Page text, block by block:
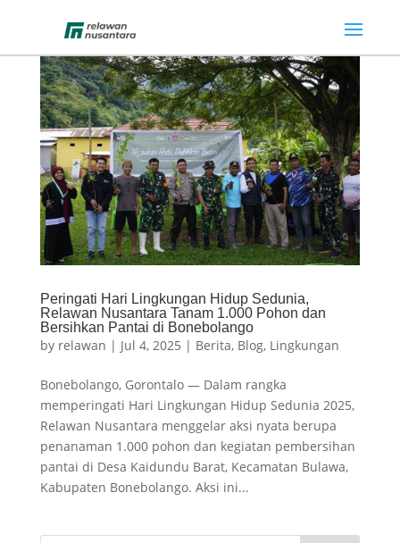
Peringati Hari Lingkungan Hidup Sedunia,
Relawan Nusantara Tanam 1.000 Pohon dan
Bersihkan Pantai di Bonebolango
by relawan | Jul 4, 2025 | Berita, Blog, Lingkungan
Bonebolango, Gorontalo — Dalam rangka
memperingati Hari Lingkungan Hidup Sedunia 2025,
Relawan Nusantara menggelar aksi nyata berupa
penanaman 1.000 pohon dan kegiatan pembersihan
pantai di Desa Kaidundu Barat, Kecamatan Bulawa,
Kabupaten Bonebolango. Aksi ini...